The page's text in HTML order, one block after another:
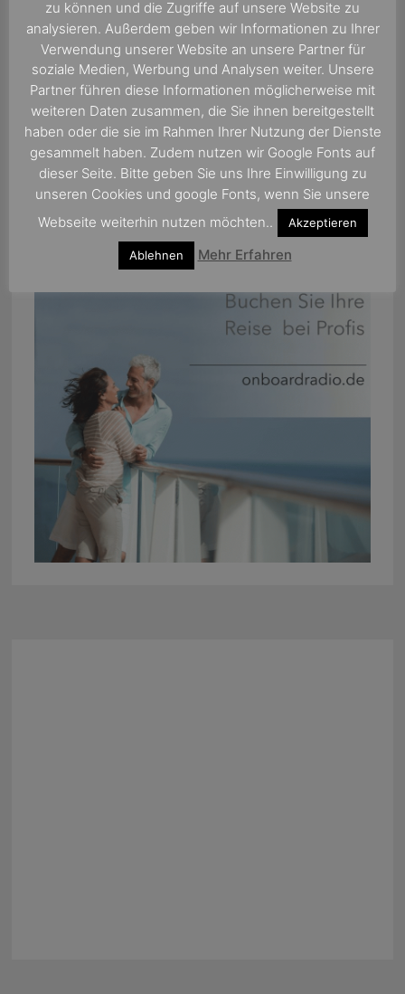
Wir freuen uns auf Ihre Empfehlung
Kreuzfahrtreisebüro Onboard Radio
golocal.de - das Portal zum
Bewerten, erleben und dabei sein.
zu können und die Zugriffe auf unsere Website zu
analysieren. Außerdem geben wir Informationen zu Ihrer
Verwendung unserer Website an unsere Partner für
soziale Medien, Werbung und Analysen weiter. Unsere
Partner führen diese Informationen möglicherweise mit
weiteren Daten zusammen, die Sie ihnen bereitgestellt
haben oder die sie im Rahmen Ihrer Nutzung der Dienste
gesammelt haben. Zudem nutzen wir Google Fonts auf
dieser Seite. Bitte geben Sie uns Ihre Einwilligung zu
unseren Cookies und google Fonts, wenn Sie unsere
Webseite weiterhin nutzen möchten..
Akzeptieren
Ablehnen Mehr Erfahren